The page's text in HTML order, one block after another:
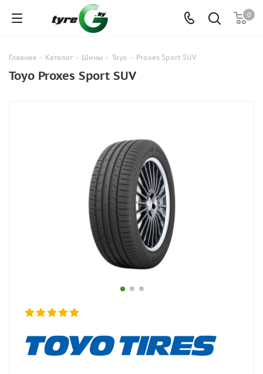
0
Главная - Каталог - Шины - Toyo - Proxes Sport SUV
Toyo Proxes Sport SUV